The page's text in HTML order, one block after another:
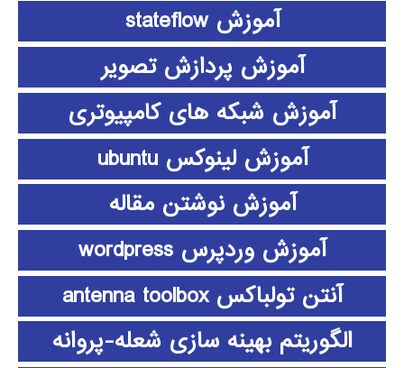
آموزش stateflow
آموزش پردازش تصویر
آموزش شبکه های کامپیوتری
آموزش لینوکس ubuntu
آموزش نوشتن مقاله
آموزش وردپرس wordpress
آنتن تولباکس antenna toolbox
الگوریتم بهینه سازی شعله-پروانه